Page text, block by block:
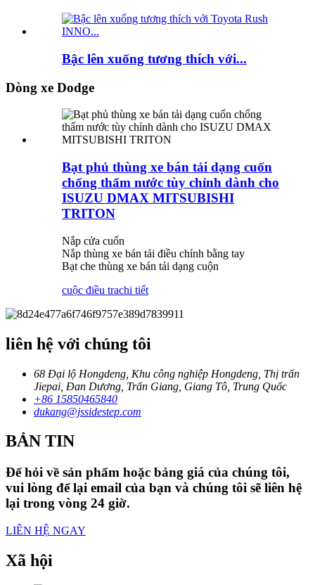
Bậc lên xuống tương thích với...
Dòng xe Dodge
Bạt phủ thùng xe bán tải dạng cuốn
chống thấm nước tùy chỉnh dành cho
ISUZU DMAX MITSUBISHI
TRITON
Nắp cửa cuốn
Nắp thùng xe bán tải điều chỉnh bằng tay
Bạt che thùng xe bán tải dạng cuộn
cuộc điều trachi tiết
liên hệ với chúng tôi
68 Đại lộ Hongdeng, Khu công nghiệp Hongdeng, Thị trấn
Jiepai, Đan Dương, Trấn Giang, Giang Tô, Trung Quốc
+86 15850465840
dukang@jssidestep.com
BẢN TIN
Để hỏi về sản phẩm hoặc bảng giá của chúng tôi,
vui lòng để lại email của bạn và chúng tôi sẽ liên hệ
lại trong vòng 24 giờ.
LIÊN HỆ NGAY
Xã hội